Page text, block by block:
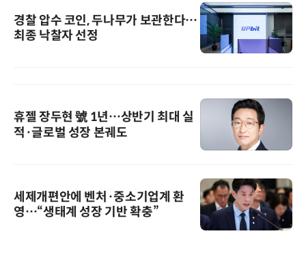
경찰 압수 코인, 두나무가 보관한다…
최종 낙찰자 선정
휴젤 장두현 號 1년…상반기 최대 실
적·글로벌 성장 본궤도
세제개편안에 벤처·중소기업계 환
영…“생태계 성장 기반 확충”